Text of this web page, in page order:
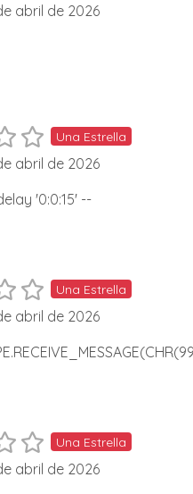
abril de 2026
Una Estrella
abril de 2026
'0:0:15' --
Una Estrella
abril de 2026
Una Estrella
abril de 2026